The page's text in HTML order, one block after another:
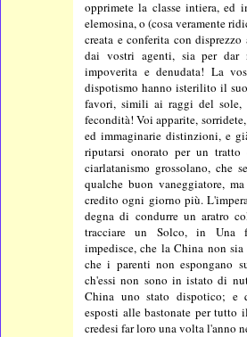
opprimete la classe intiera, ed
elemosina, o (cosa veramente
creata e conferita con
dai vostri agenti, sia per dar
impoverita e denudata! La
dispotismo hanno isterilito il
favori, simili ai raggi del sole,
fecondità! Voi apparite,
ed immaginarie distinzioni, e
riputarsi onorato per un tratto
ciarlatanismo grossolano, che
qualche buon vaneggiatore,
credito ogni giorno più.
degna di condurre un aratro
tracciare un Solco, in Una
impedisce, che la China non
che i parenti non espongano
ch'essi non sono in istato di
China uno stato dispotico; e
esposti alle bastonate per tutto
credesi far loro una volta l'anno